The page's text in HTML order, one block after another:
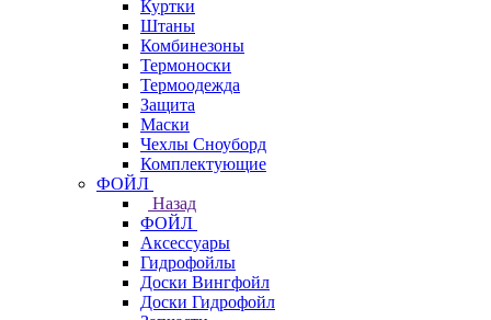
Куртки
Штаны
Комбинезоны
Термоноски
Термоодежда
Защита
Маски
Чехлы Сноуборд
Комплектующие
ФОЙЛ
Назад
ФОЙЛ
Аксессуары
Гидрофойлы
Доски Вингфойл
Доски Гидрофойл